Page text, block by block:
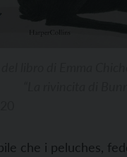
che i peluches,